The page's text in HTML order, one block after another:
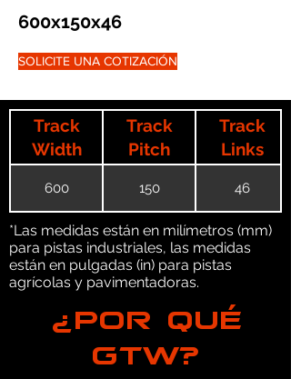
600x150x46
SOLICITE UNA COTIZACIÓN
Track
Width
Track
Pitch
Track
Links
600 150 46
*Las medidas están en milímetros (mm)
para pistas industriales, las medidas
están en pulgadas (in) para pistas
agrícolas y pavimentadoras.
¿POR QUÉ
GTW?